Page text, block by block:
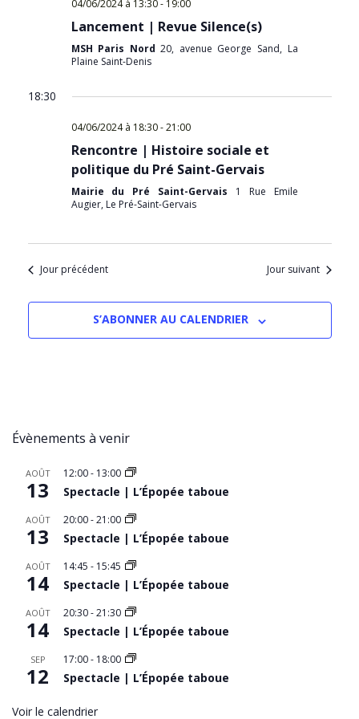
04/06/2024 à 13:30- 19:00
Lancement | Revue Silence(s)
MSH Paris Nord20, avenue George Sand, La
Plaine Saint-Denis
18:30
04/06/2024 à 18:30-21:00
Rencontre | Histoire sociale et
politique du Pré Saint-Gervais
Mairie du Pré Saint-Gervais 1 Rue Emile
Augier, Le Pré-Saint-Gervais
Jour précédent Jour suivant
S’ABONNER AU CALENDRIER
Évènements à venir
AOÛT
13
12:00- 13:00
Spectacle | L’Épopée taboue
AOÛT
13
20:00-21:00
Spectacle | L’Épopée taboue
AOÛT
14
14:45 - 15:45
Spectacle | L’Épopée taboue
AOÛT
14
20:30-21:30
Spectacle | L’Épopée taboue
SEP
12
17:00- 18:00
Spectacle | L’Épopée taboue
Voir le calendrier